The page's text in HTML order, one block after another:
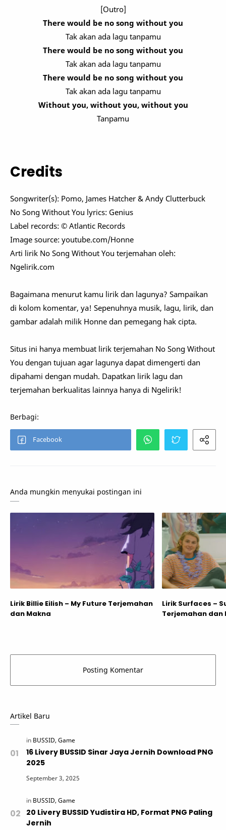
[Outro]
There would be no song without you
Tak akan ada lagu tanpamu
There would be no song without you
Tak akan ada lagu tanpamu
There would be no song without you
Tak akan ada lagu tanpamu
Without you, without you, without you
Tanpamu
Credits
Songwriter(s): Pomo, James Hatcher & Andy Clutterbuck
No Song Without You lyrics: Genius
Label records: © Atlantic Records
Image source: youtube.com/Honne
Arti lirik No Song Without You terjemahan oleh:
Ngelirik.com
Bagaimana menurut kamu lirik dan lagunya? Sampaikan
di kolom komentar, ya! Sepenuhnya musik, lagu, lirik, dan
gambar adalah milik Honne dan pemegang hak cipta.
Situs ini hanya membuat lirik terjemahan No Song Without
You dengan tujuan agar lagunya dapat dimengerti dan
dipahami dengan mudah. Dapatkan lirik lagu dan
terjemahan berkualitas lainnya hanya di Ngelirik!
Anda mungkin menyukai postingan ini
Lirik Billie Eilish – My Future Terjemahan
dan Makna
Lirik Surfaces –
Terjemahan dan
Artikel Baru
16 Livery BUSSID Sinar Jaya Jernih Download PNG
2025
20 Livery BUSSID Yudistira HD, Format PNG Paling
Jernih